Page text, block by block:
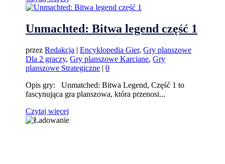
Unmachted: Bitwa legend część 1
przezRedakcja |Encyklopedia Gier,Gry planszowe
Dla 2 graczy,Gry planszowe Karciane,Gry
planszowe Strategiczne |0
Opis gry: Unmatched: Bitwa Legend, Część 1 to
fascynująca gra planszowa, która przenosi...
Czytaj więcej